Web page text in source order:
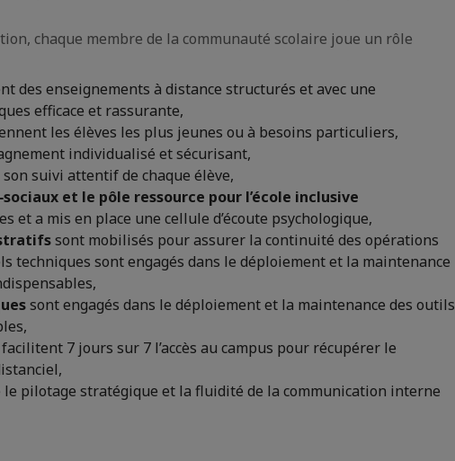
chaque membre de la communauté scolaire joue un rôle
des enseignements à distance structurés et avec une
efficace et rassurante,
les élèves les plus jeunes ou à besoins particuliers,
individualisé et sécurisant,
suivi attentif de chaque élève,
et le pôle ressource pour l’école inclusive
et a mis en place une cellule d’écoute psychologique,
sont mobilisés pour assurer la continuité des opérations
techniques sont engagés dans le déploiement et la maintenance
sont engagés dans le déploiement et la maintenance des outils
facilitent 7 jours sur 7 l’accès au campus pour récupérer le
le pilotage stratégique et la fluidité de la communication interne